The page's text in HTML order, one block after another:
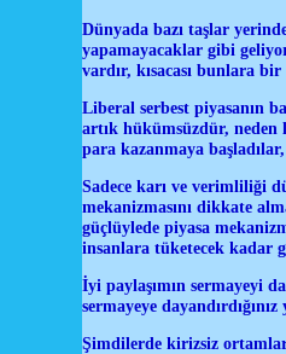
Dünyada bazı taşlar
yapamayacaklar gibi
vardır, kısacası bunlara
Liberal serbest piyasanın
artık hükümsüzdür, neden
para kazanmaya
Sadece karı ve verimliliği
mekanizmasını dikkate
güçlüylede piyasa
insanlara tüketecek kadar
İyi paylaşımın sermayeyi
sermayeye
Şimdilerde kirizsiz